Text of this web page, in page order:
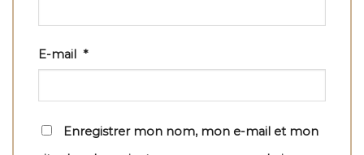
E-mail *
Enregistrer mon nom, mon e-mail et mon